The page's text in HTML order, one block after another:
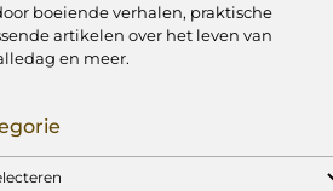
boeiende verhalen, praktische
artikelen over het leven van
en meer.